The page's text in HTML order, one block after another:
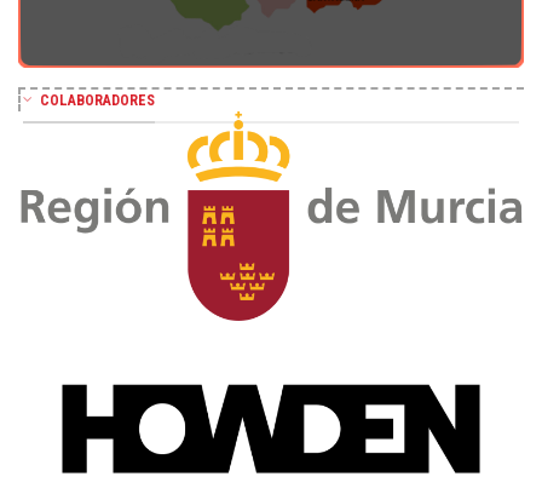
COLABORADORES